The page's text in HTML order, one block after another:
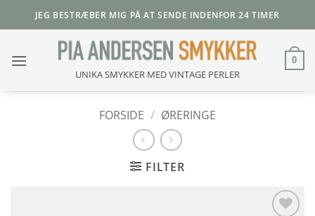
JEG BESTRÆBER MIG PÅ AT SENDE INDENFOR 24 TIMER
UNIKA SMYKKER MED VINTAGE PERLER
0
FORSIDE / ØRERINGE
FILTER